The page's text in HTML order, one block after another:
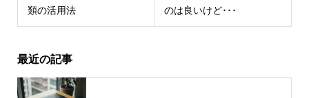
類の活用法
のは良いけど･･･
最近の記事